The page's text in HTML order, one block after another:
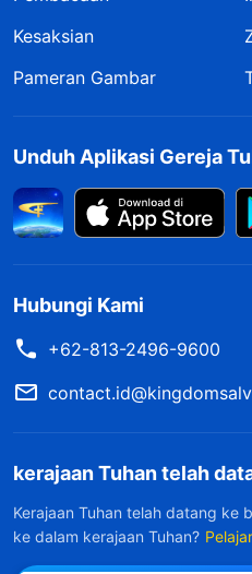
Kesaksian
Pameran Gambar
Unduh Aplikasi Gereja
Hubungi Kami
+62-813-2496-9600
kerajaan Tuhan telah
Kerajaan Tuhan telah datang ke
ke dalam kerajaan Tuhan?